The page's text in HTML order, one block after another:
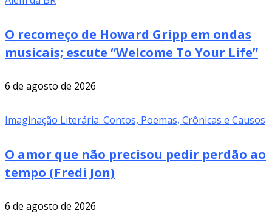
O recomeço de Howard Gripp em ondas
musicais; escute “Welcome To Your Life”
6 de agosto de 2026
Imaginação Literária: Contos, Poemas, Crônicas e Causos
O amor que não precisou pedir perdão ao
tempo (Fredi Jon)
6 de agosto de 2026